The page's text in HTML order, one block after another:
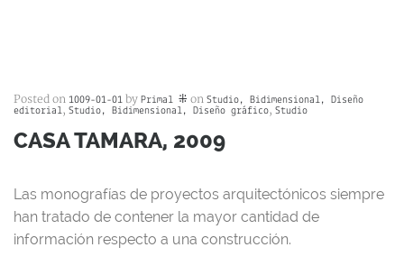
Posted on 1009-01-01 by Primal ⁜ on Studio, Bidimensional, Diseño
editorial, Studio, Bidimensional, Diseño gráfico, Studio
CASA TAMARA, 2009
Las monografías de proyectos arquitectónicos siempre
han tratado de contener la mayor cantidad de
información respecto a una construcción.